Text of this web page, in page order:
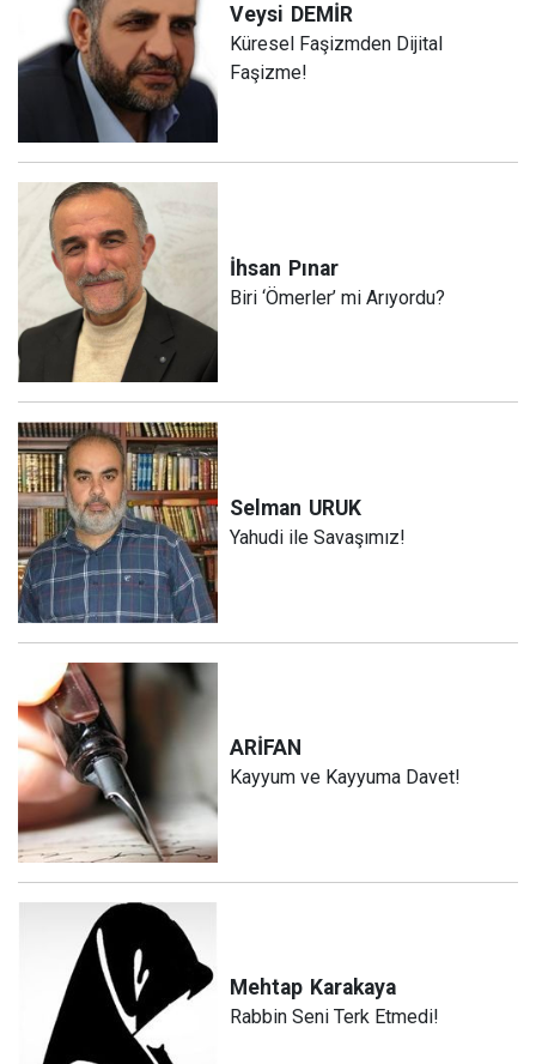
Veysi DEMİR
Küresel Faşizmden Dijital
Faşizme!
İhsan Pınar
Biri ‘Ömerler’ mi Arıyordu?
Selman URUK
Yahudi ile Savaşımız!
ARİFAN
Kayyum ve Kayyuma Davet!
Mehtap Karakaya
Rabbin Seni Terk Etmedi!